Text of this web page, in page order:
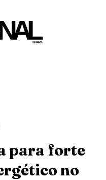
para forte
no